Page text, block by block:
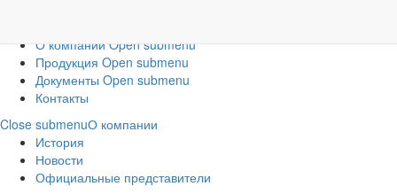
О компании Open submenu
Продукция Open submenu
Документы Open submenu
Контакты
Close submenuО компании
История
Новости
Официальные представители